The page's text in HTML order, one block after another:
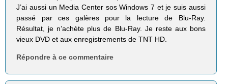
J’ai aussi un Media Center sos Windows 7 et je suis aussi
passé par ces galères pour la lecture de Blu-Ray.
Résultat, je n’achète plus de Blu-Ray. Je reste aux bons
vieux DVD et aux enregistrements de TNT HD.
Répondre à ce commentaire